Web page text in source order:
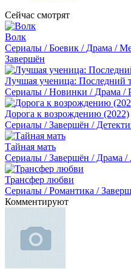
Сейчас смотрят
Волк
Сериалы / Боевик / Драма /
Завершён
Лучшая ученица: Последний
Сериалы / Новинки / Драма /
Дорога к возрождению (2022)
Сериалы / Завершён /
Тайная мать
Сериалы / Завершён / Драма /
Трансфер любви
Сериалы / Романтика /
Комментируют